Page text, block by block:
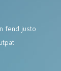
fend justo